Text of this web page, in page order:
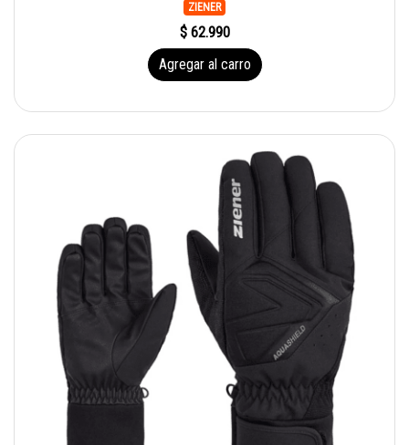
ZIENER
$ 62.990
Agregar al carro